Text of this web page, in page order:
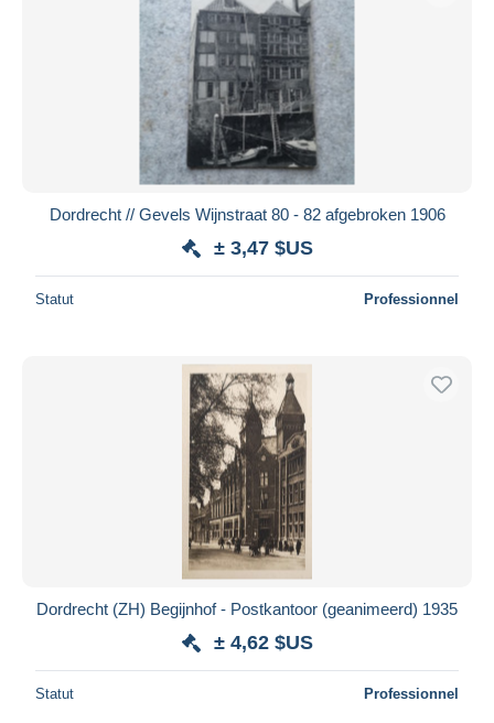
Dordrecht // Gevels Wijnstraat 80 - 82 afgebroken 1906
± 3,47 $US
Statut Professionnel
Dordrecht (ZH) Begijnhof - Postkantoor (geanimeerd) 1935
± 4,62 $US
Statut Professionnel